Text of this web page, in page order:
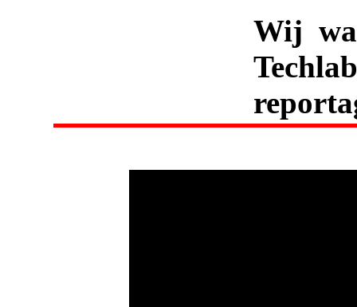
Wij